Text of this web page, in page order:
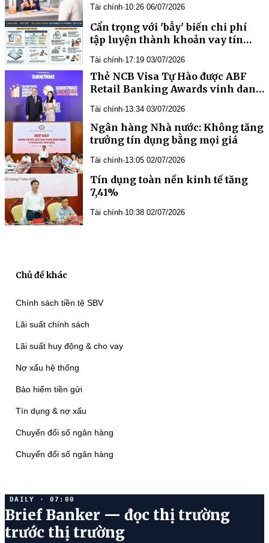
Tài chính·10:26 06/07/2026
Cẩn trọng với 'bẫy' biến chi phí
tập luyện thành khoản vay tín
Tài chính·17:19 03/07/2026
Thẻ NCB Visa Tự Hào được ABF
Retail Banking Awards vinh danh
Tài chính·13:34 03/07/2026
Ngân hàng Nhà nước: Không tăng
trưởng tín dụng bằng mọi giá
Tài chính·13:05 02/07/2026
Tín dụng toàn nền kinh tế tăng
7,41%
Tài chính·10:38 02/07/2026
Chủ đề khác
Chính sách tiền tệ SBV
Lãi suất chính sách
Lãi suất huy động & cho vay
Nợ xấu hệ thống
Bảo hiểm tiền gửi
Tín dụng & nợ xấu
Chuyển đổi số ngân hàng
Chuyển đổi số ngân hàng
DAILY · 07:00
Brief Banker — đọc thị trường
trước thị trường